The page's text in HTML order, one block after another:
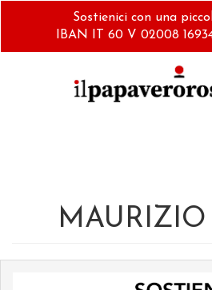
Sostienici con una
IBAN IT 60 V 02008
MAURIZIO